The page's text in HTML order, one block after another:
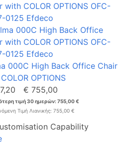
000C High Back Office Chair
OPTIONS
€ 755,00
τιμή 30 ημερών: 755,00 €
Τιμή Λιανικής: 755,00 €
Capability